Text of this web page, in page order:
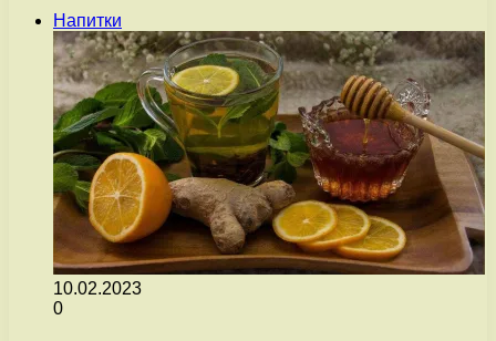
Напитки
10.02.2023
0